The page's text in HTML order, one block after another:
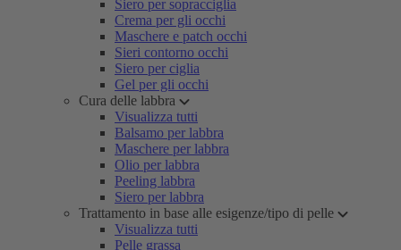
Siero per sopracciglia
Crema per gli occhi
Maschere e patch occhi
Sieri contorno occhi
Siero per ciglia
Gel per gli occhi
Cura delle labbra
Visualizza tutti
Balsamo per labbra
Maschere per labbra
Olio per labbra
Peeling labbra
Siero per labbra
Trattamento in base alle esigenze/tipo di pelle
Visualizza tutti
Pelle grassa